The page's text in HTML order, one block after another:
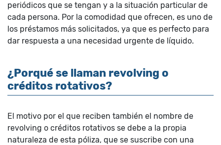
periódicos que se tengan y a la situación particular de
cada persona. Por la comodidad que ofrecen, es uno de
los préstamos más solicitados, ya que es perfecto para
dar respuesta a una necesidad urgente de líquido.
¿Porqué se llaman revolving o
créditos rotativos?
El motivo por el que reciben también el nombre de
revolving o créditos rotativos se debe a la propia
naturaleza de esta póliza, que se suscribe con una